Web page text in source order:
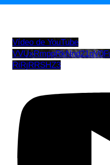
Vídeo de YouTube
RiRjRRSHZ3